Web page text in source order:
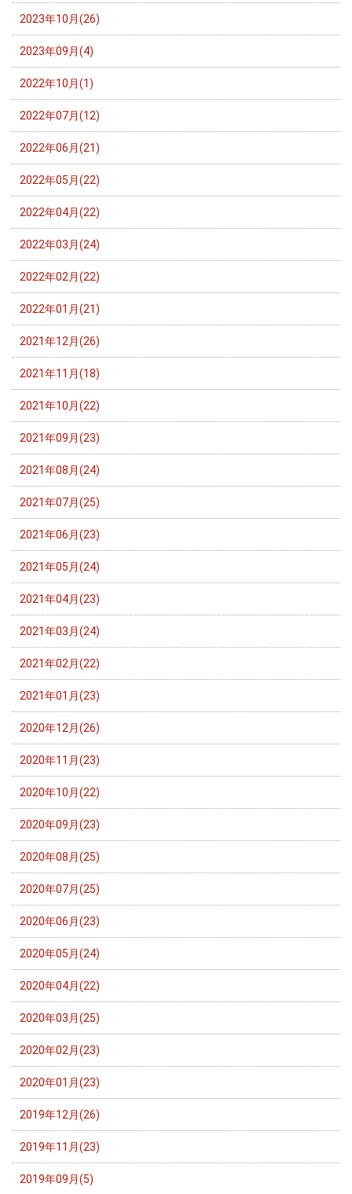
2023年10月(26)
2023年09月(4)
2022年10月(1)
2022年07月(12)
2022年06月(21)
2022年05月(22)
2022年04月(22)
2022年03月(24)
2022年02月(22)
2022年01月(21)
2021年12月(26)
2021年11月(18)
2021年10月(22)
2021年09月(23)
2021年08月(24)
2021年07月(25)
2021年06月(23)
2021年05月(24)
2021年04月(23)
2021年03月(24)
2021年02月(22)
2021年01月(23)
2020年12月(26)
2020年11月(23)
2020年10月(22)
2020年09月(23)
2020年08月(25)
2020年07月(25)
2020年06月(23)
2020年05月(24)
2020年04月(22)
2020年03月(25)
2020年02月(23)
2020年01月(23)
2019年12月(26)
2019年11月(23)
2019年09月(5)